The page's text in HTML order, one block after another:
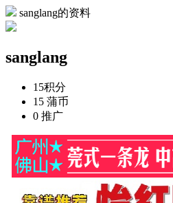
sanglang的资料
sanglang
15积分
15 蒲币
0 推广